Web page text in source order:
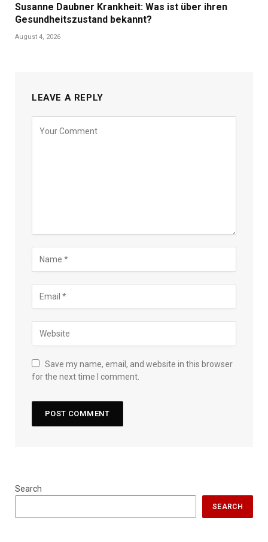
Susanne Daubner Krankheit: Was ist über ihren
Gesundheitszustand bekannt?
August 4, 2026
LEAVE A REPLY
Save my name, email, and website in this browser
for the next time I comment.
Search
SEARCH